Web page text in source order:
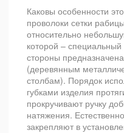
Каковы особенности
проволоки сетки
относительно
которой –
стороны
(деревянным
столбам). Порядок
губками изделия
прокручивают ручку
натяжения.
закрепляют в